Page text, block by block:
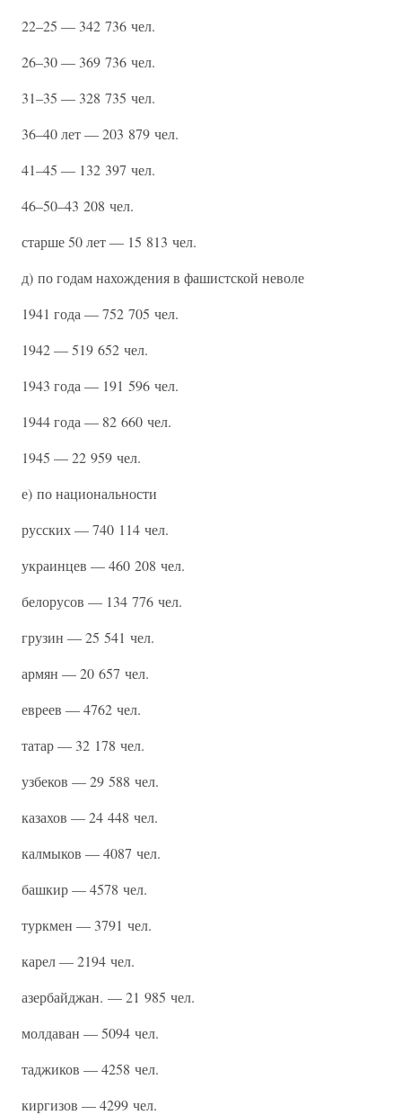
22–25 — 342 736 чел.
26–30 — 369 736 чел.
31–35 — 328 735 чел.
36–40 лет — 203 879 чел.
41–45 — 132 397 чел.
46–50–43 208 чел.
старше 50 лет — 15 813 чел.
д) по годам нахождения в фашистской неволе
1941 года — 752 705 чел.
1942 — 519 652 чел.
1943 года — 191 596 чел.
1944 года — 82 660 чел.
1945 — 22 959 чел.
е) по национальности
русских — 740 114 чел.
украинцев — 460 208 чел.
белорусов — 134 776 чел.
грузин — 25 541 чел.
армян — 20 657 чел.
евреев — 4762 чел.
татар — 32 178 чел.
узбеков — 29 588 чел.
казахов — 24 448 чел.
калмыков — 4087 чел.
башкир — 4578 чел.
туркмен — 3791 чел.
карел — 2194 чел.
азербайджан. — 21 985 чел.
молдаван — 5094 чел.
таджиков — 4258 чел.
киргизов — 4299 чел.